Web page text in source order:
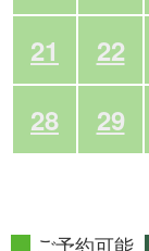
21
22
28
29
ご予約可能